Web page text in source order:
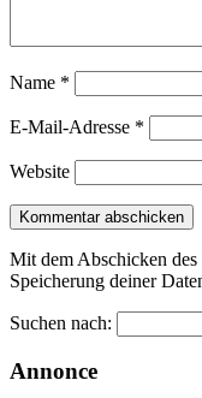
Name *
E-Mail-Adresse *
Website
Mit dem Abschicken
Speicherung deiner
Suchen nach:
Annonce